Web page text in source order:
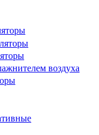
воздуха